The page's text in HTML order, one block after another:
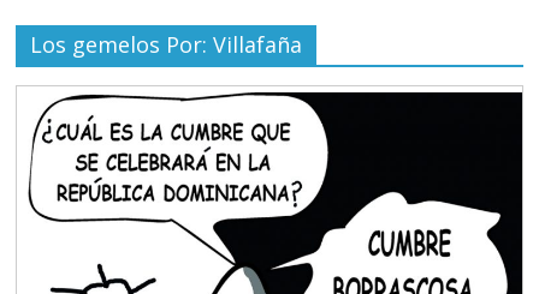
Los gemelos Por: Villafaña